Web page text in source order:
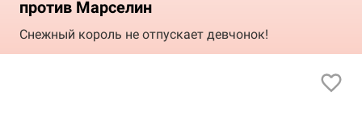
против Марселин
Снежный король не отпускает девчонок!